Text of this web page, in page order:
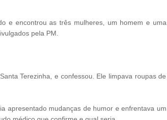
e encontrou as três mulheres, um homem e uma
pela PM.
Terezinha, e confessou. Ele limpava roupas de
apresentado mudanças de humor e enfrentava um